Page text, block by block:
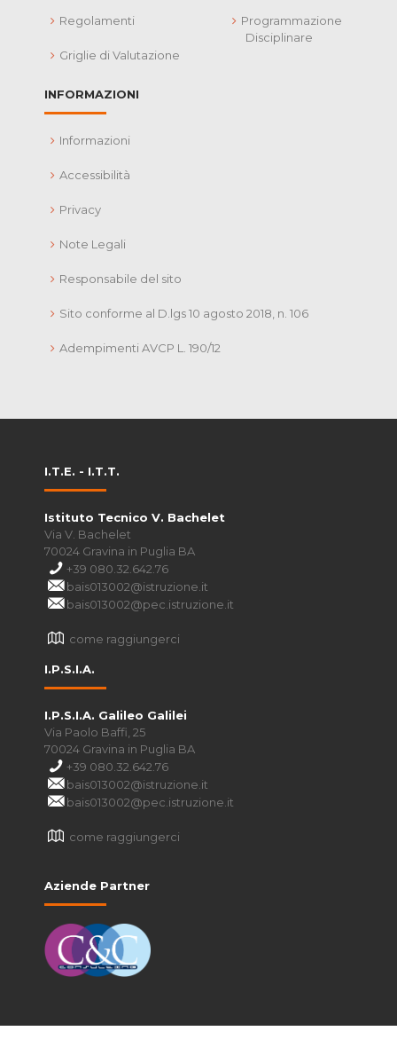
Regolamenti
Griglie di Valutazione
Programmazione
Disciplinare
INFORMAZIONI
Informazioni
Accessibilità
Privacy
Note Legali
Responsabile del sito
Sito conforme al D.lgs 10 agosto 2018, n. 106
Adempimenti AVCP L. 190/12
I.T.E. - I.T.T.
Istituto Tecnico V. Bachelet
Via V. Bachelet
70024 Gravina in Puglia BA
+39 080.32.642.76
bais013002@istruzione.it
bais013002@pec.istruzione.it
come raggiungerci
I.P.S.I.A.
I.P.S.I.A. Galileo Galilei
Via Paolo Baffi, 25
70024 Gravina in Puglia BA
+39 080.32.642.76
bais013002@istruzione.it
bais013002@pec.istruzione.it
come raggiungerci
Aziende Partner